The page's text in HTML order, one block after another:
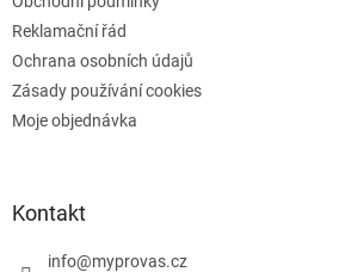
Reklamační řád
Ochrana osobních údajů
Zásady používání cookies
Moje objednávka
Kontakt
info@myprovas.cz